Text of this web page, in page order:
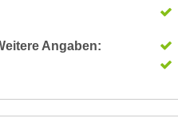
Angaben: